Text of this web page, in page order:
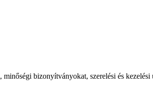
bizonyítványokat, szerelési és